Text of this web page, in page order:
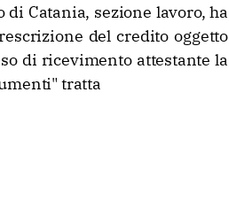
Catania, sezione lavoro, ha
del credito oggetto
di ricevimento attestante la
tratta